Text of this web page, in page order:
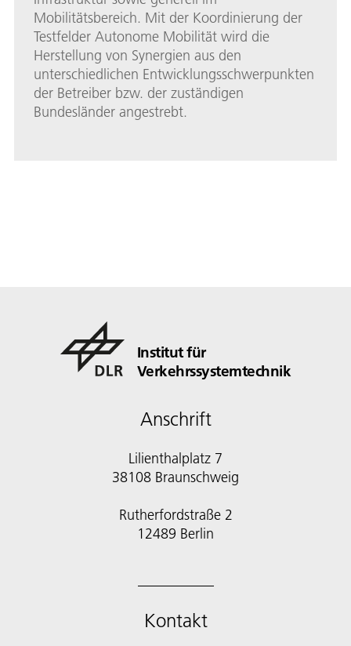
Mobilitätsbereich. Mit der Koordinierung der
Testfelder Autonome Mobilität wird die
Herstellung von Synergien aus den
unterschiedlichen Entwicklungsschwerpunkten
der Betreiber bzw. der zuständigen
Bundesländer angestrebt.
Institut für
Verkehrssystemtechnik
Anschrift
Lilienthalplatz 7
38108 Braunschweig
Rutherfordstraße 2
12489 Berlin
Kontakt